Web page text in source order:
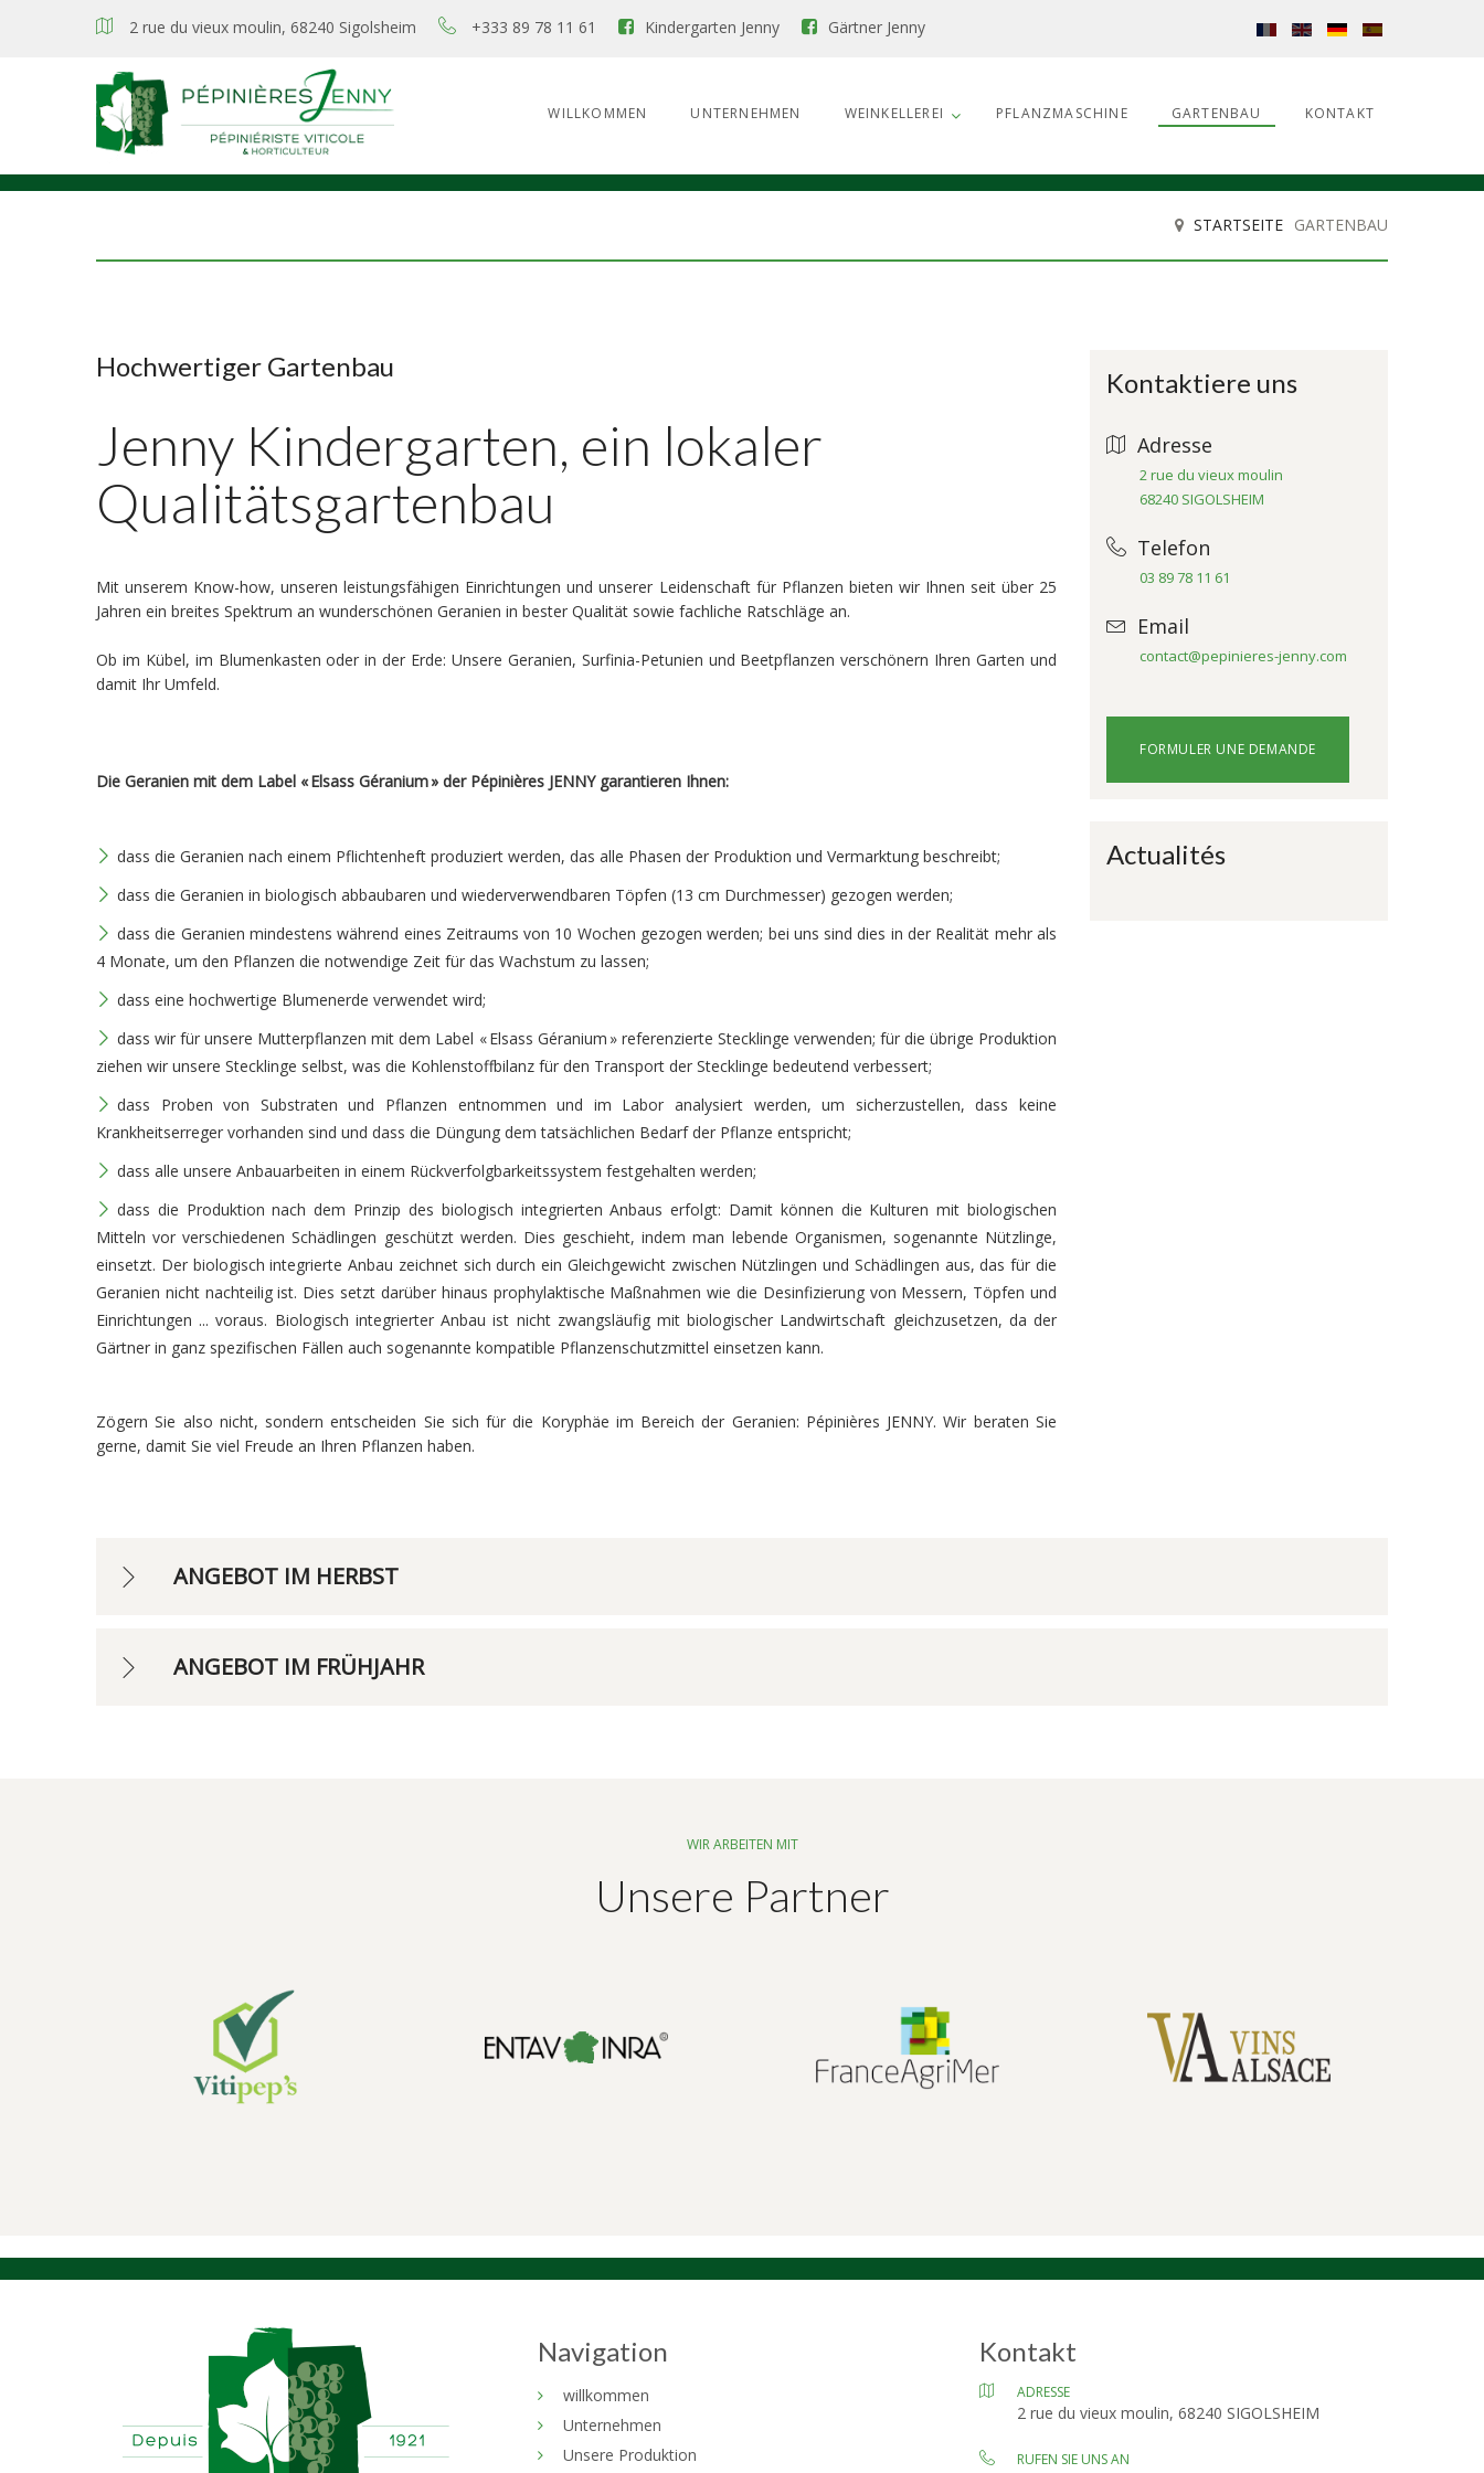
2 rue du vieux moulin, 68240 Sigolsheim +333 89 78 11 61 Kindergarten Jenny Gärtner Jenny
WILLKOMMEN UNTERNEHMEN WEINKELLEREI PFLANZMASCHINE GARTENBAU KONTAKT
STARTSEITE GARTENBAU
Hochwertiger Gartenbau
Jenny Kindergarten, ein lokaler
Qualitätsgartenbau
Mit unserem Know-how, unseren leistungsfähigen Einrichtungen und unserer Leidenschaft für Pflanzen bieten wir Ihnen seit über 25
Jahren ein breites Spektrum an wunderschönen Geranien in bester Qualität sowie fachliche Ratschläge an.
Ob im Kübel, im Blumenkasten oder in der Erde: Unsere Geranien, Surfinia-Petunien und Beetpflanzen verschönern Ihren Garten und
damit Ihr Umfeld.
Die Geranien mit dem Label « Elsass Géranium » der Pépinières JENNY garantieren Ihnen:
dass die Geranien nach einem Pflichtenheft produziert werden, das alle Phasen der Produktion und Vermarktung beschreibt;
dass die Geranien in biologisch abbaubaren und wiederverwendbaren Töpfen (13 cm Durchmesser) gezogen werden;
dass die Geranien mindestens während eines Zeitraums von 10 Wochen gezogen werden; bei uns sind dies in der Realität mehr als
4 Monate, um den Pflanzen die notwendige Zeit für das Wachstum zu lassen;
dass eine hochwertige Blumenerde verwendet wird;
dass wir für unsere Mutterpflanzen mit dem Label « Elsass Géranium » referenzierte Stecklinge verwenden; für die übrige Produktion
ziehen wir unsere Stecklinge selbst, was die Kohlenstoffbilanz für den Transport der Stecklinge bedeutend verbessert;
dass Proben von Substraten und Pflanzen entnommen und im Labor analysiert werden, um sicherzustellen, dass keine
Krankheitserreger vorhanden sind und dass die Düngung dem tatsächlichen Bedarf der Pflanze entspricht;
dass alle unsere Anbauarbeiten in einem Rückverfolgbarkeitssystem festgehalten werden;
dass die Produktion nach dem Prinzip des biologisch integrierten Anbaus erfolgt: Damit können die Kulturen mit biologischen
Mitteln vor verschiedenen Schädlingen geschützt werden. Dies geschieht, indem man lebende Organismen, sogenannte Nützlinge,
einsetzt. Der biologisch integrierte Anbau zeichnet sich durch ein Gleichgewicht zwischen Nützlingen und Schädlingen aus, das für die
Geranien nicht nachteilig ist. Dies setzt darüber hinaus prophylaktische Maßnahmen wie die Desinfizierung von Messern, Töpfen und
Einrichtungen ... voraus. Biologisch integrierter Anbau ist nicht zwangsläufig mit biologischer Landwirtschaft gleichzusetzen, da der
Gärtner in ganz spezifischen Fällen auch sogenannte kompatible Pflanzenschutzmittel einsetzen kann.
Zögern Sie also nicht, sondern entscheiden Sie sich für die Koryphäe im Bereich der Geranien: Pépinières JENNY. Wir beraten Sie
gerne, damit Sie viel Freude an Ihren Pflanzen haben.
Kontaktiere uns
Adresse
2 rue du vieux moulin
68240 SIGOLSHEIM
Telefon
03 89 78 11 61
Email
contact@pepinieres-jenny.com
FORMULER UNE DEMANDE
Actualités
ANGEBOT IM HERBST
ANGEBOT IM FRÜHJAHR
WIR ARBEITEN MIT
Unsere Partner
Navigation
willkommen
Unternehmen
Unsere Produktion
Kontakt
ADRESSE
2 rue du vieux moulin, 68240 SIGOLSHEIM
RUFEN SIE UNS AN